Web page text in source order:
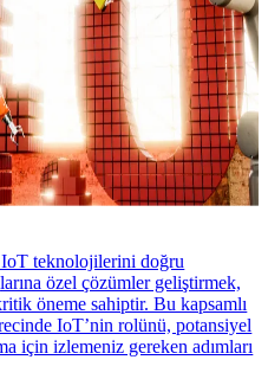
IoT teknolojilerini doğru
özel çözümler geliştirmek,
öneme sahiptir. Bu kapsamlı
IoT’nin rolünü, potansiyel
için izlemeniz gereken adımları